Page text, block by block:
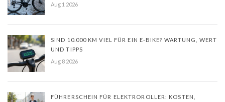
Aug 1 2026
SIND 10.000 KM VIEL FÜR EIN E-BIKE? WARTUNG, WERT
UND TIPPS
Aug 8 2026
FÜHRERSCHEIN FÜR ELEKTROROLLER: KOSTEN,